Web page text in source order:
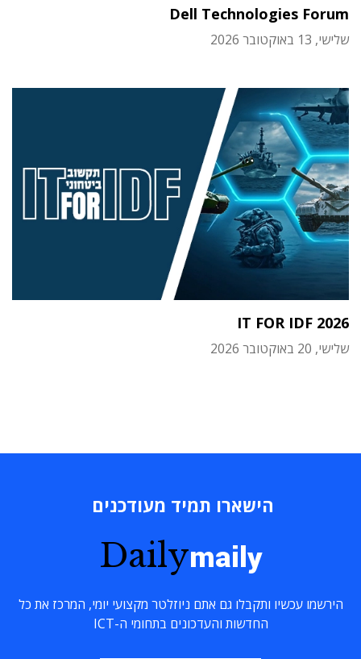
Dell Technologies Forum
שלישי, 13 באוקטובר 2026
IT FOR IDF 2026
שלישי, 20 באוקטובר 2026
הישארו תמיד מעודכנים
Dailymaily
הירשמו עכשיו ותקבלו גם אתם ניוזלטר מקצועי יומי, המרכז את כל
החדשות והעדכונים בתחומי ה-ICT